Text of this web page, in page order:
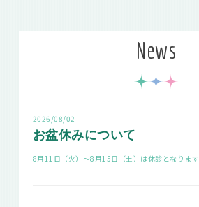
News
2026/08/02
お盆休みについて
8月11日（火）～8月15日（土）は休診となります